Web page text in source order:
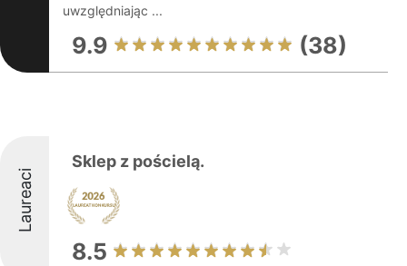
uwzględniając ...
9.9 (38)
Laureaci
Sklep z pościelą.
8.5